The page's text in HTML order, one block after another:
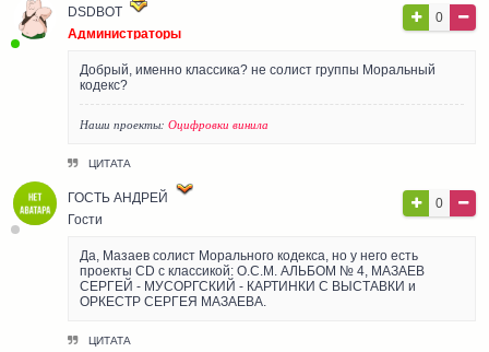
DSDBOT
Администраторы
0
Добрый, именно классика? не солист группы Моральный
кодекс?
Наши проекты: Оцифровки винила
ЦИТАТА
ГОСТЬ АНДРЕЙ
Гости
0
Да, Мазаев солист Морального кодекса, но у него есть
проекты CD с классикой: О.С.М. АЛЬБОМ № 4, МАЗАЕВ
СЕРГЕЙ - МУСОРГСКИЙ - КАРТИНКИ С ВЫСТАВКИ и
ОРКЕСТР СЕРГЕЯ МАЗАЕВА.
ЦИТАТА